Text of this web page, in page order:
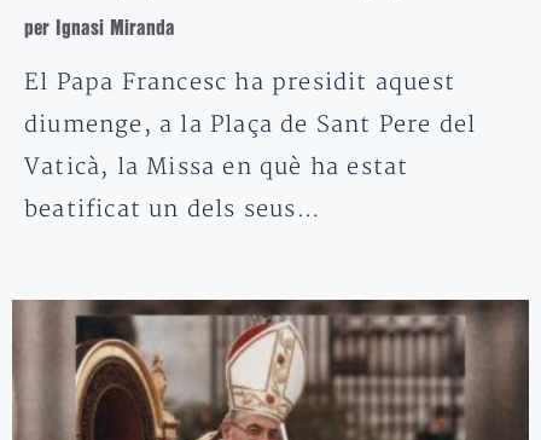
per Ignasi Miranda
El Papa Francesc ha presidit aquest
diumenge, a la Plaça de Sant Pere del
Vaticà, la Missa en què ha estat
beatificat un dels seus…